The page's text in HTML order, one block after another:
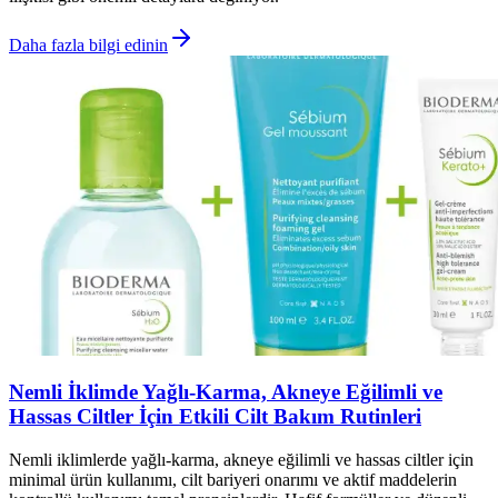
Daha fazla bilgi edinin
Nemli İklimde Yağlı-Karma, Akneye Eğilimli ve
Hassas Ciltler İçin Etkili Cilt Bakım Rutinleri
Nemli iklimlerde yağlı-karma, akneye eğilimli ve hassas ciltler için
minimal ürün kullanımı, cilt bariyeri onarımı ve aktif maddelerin